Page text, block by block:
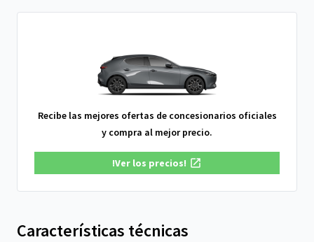
Recibe las mejores ofertas de concesionarios oficiales
y compra al mejor precio.
!Ver los precios!
Características técnicas